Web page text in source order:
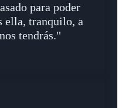
para poder
ella, tranquilo, a
tendrás."